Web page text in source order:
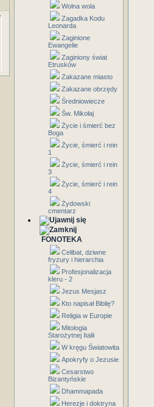
Wolna wola
Zagadka Kodu
Leonarda
Zaginione
Ewangelie
Zaginiony świat
Etrusków
Zakazane miasto
Zakazane obrzędy
Średniowiecze
Św. Mikołaj
Życie i śmierć bez
Boga
Życie, śmierć i rein
1
Życie, śmierć i rein
3
Życie, śmierć i rein
4
Żydowski
cmentarz
FONOTEKA
Celibat, dziwne
fryzury i hierarchia
Profesjonalizacja
kleru - 2
Jezus Mesjasz
Kto napisał Biblię?
Religia w Europie
Mitologia
Starożytnej Italii
W kręgu Światowita
Apokryfy o Jezusie
Cesarstwo
Bizantyńskie
Dhammapada
Herezje i doktryna